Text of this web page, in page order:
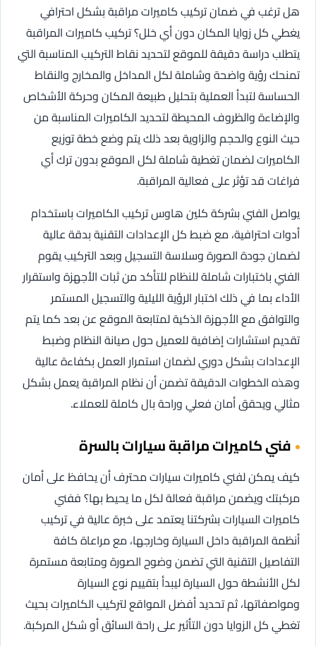
هل ترغب في ضمان تركيب كاميرات مراقبة بشكل احترافي
يغطي كل زوايا المكان دون أي خلل؟ تركيب كاميرات المراقبة
يتطلب دراسة دقيقة للموقع لتحديد نقاط التركيب المناسبة التي
تمنحك رؤية واضحة وشاملة لكل المداخل والمخارج والنقاط
الحساسة لتبدأ العملية بتحليل طبيعة المكان وحركة الأشخاص
والإضاءة والظروف المحيطة لتحديد الكاميرات المناسبة من
حيث النوع والحجم والزاوية بعد ذلك يتم وضع خطة توزيع
الكاميرات لضمان تغطية شاملة لكل الموقع بدون ترك أي
فراغات قد تؤثر على فعالية المراقبة.
يواصل الفني بشركة كلين هاوس تركيب الكاميرات باستخدام
أدوات احترافية، مع ضبط كل الإعدادات التقنية بدقة عالية
لضمان جودة الصورة وسلاسة التسجيل وبعد التركيب يقوم
الفني باختبارات شاملة للنظام للتأكد من ثبات الأجهزة واستقرار
الأداء بما في ذلك اختبار الرؤية الليلية والتسجيل المستمر
والتوافق مع الأجهزة الذكية لمتابعة الموقع عن بعد كما يتم
تقديم استشارات إضافية للعميل حول صيانة النظام وضبط
الإعدادات بشكل دوري لضمان استمرار العمل بكفاءة عالية
وهذه الخطوات الدقيقة تضمن أن نظام المراقبة يعمل بشكل
مثالي ويحقق أمان فعلي وراحة بال كاملة للعملاء.
فني كاميرات مراقبة سيارات بالسرة
كيف يمكن لفني كاميرات سيارات محترف أن يحافظ على أمان
مركبتك ويضمن مراقبة فعالة لكل ما يحيط بها؟ ففني
كاميرات السيارات بشركتنا يعتمد على خبرة عالية في تركيب
أنظمة المراقبة داخل السيارة وخارجها، مع مراعاة كافة
التفاصيل التقنية التي تضمن وضوح الصورة ومتابعة مستمرة
لكل الأنشطة حول السيارة ليبدأ بتقييم نوع السيارة
ومواصفاتها، ثم تحديد أفضل المواقع لتركيب الكاميرات بحيث
تغطي كل الزوايا دون التأثير على راحة السائق أو شكل المركبة.